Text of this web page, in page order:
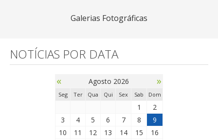
Galerias Fotográficas
NOTÍCIAS POR DATA
« Agosto 2026 »
Seg Ter Qua Qui Sex Sab Dom
1
2
3
4 5 6 7 8
9
10
11 12 13 14 15
16